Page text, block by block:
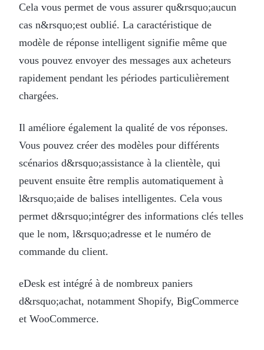
Cela vous permet de vous assurer qu&rsquo;aucun
cas n&rsquo;est oublié. La caractéristique de
modèle de réponse intelligent signifie même que
vous pouvez envoyer des messages aux acheteurs
rapidement pendant les périodes particulièrement
chargées.
Il améliore également la qualité de vos réponses.
Vous pouvez créer des modèles pour différents
scénarios d&rsquo;assistance à la clientèle, qui
peuvent ensuite être remplis automatiquement à
l&rsquo;aide de balises intelligentes. Cela vous
permet d&rsquo;intégrer des informations clés telles
que le nom, l&rsquo;adresse et le numéro de
commande du client.
eDesk est intégré à de nombreux paniers
d&rsquo;achat, notamment Shopify, BigCommerce
et WooCommerce.